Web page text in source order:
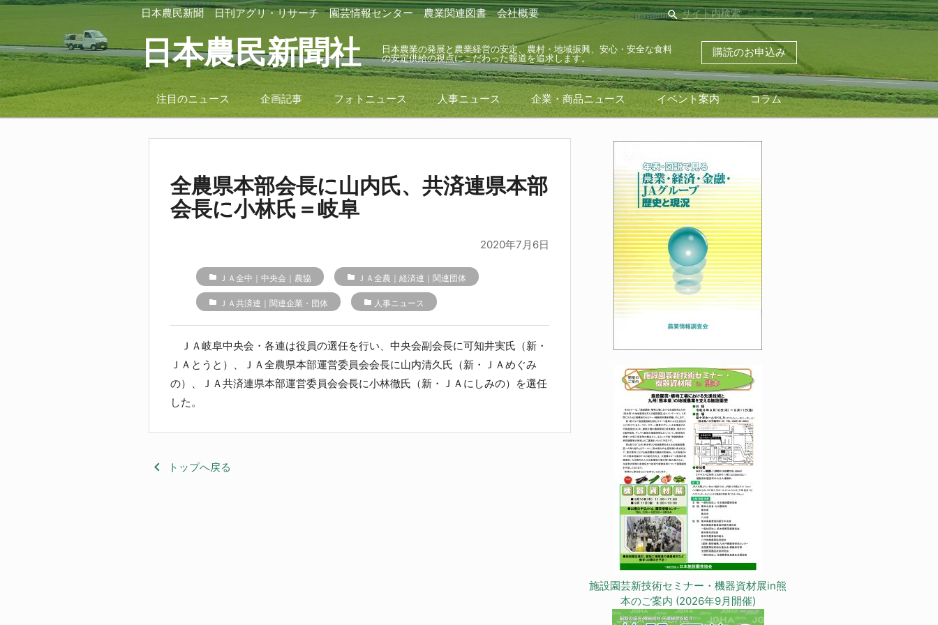
日本農民新聞 日刊アグリ・リサーチ 園芸情報センター 農業関連図書 会社概要 search
日本農民新聞社
日本農業の発展と農業経営の安定、農村・地域振興、安心・安全な食料
の安定供給の視点にこだわった報道を追求します。
購読のお申込み
注目のニュース 企画記事 フォトニュース 人事ニュース 企業・商品ニュース イベント案内 コラム
全農県本部会長に山内氏、共済連県本部
会長に小林氏＝岐阜
2020年7月6日
folder ＪＡ全中｜中央会｜農協 folder ＪＡ全農｜経済連｜関連団体
folder ＪＡ共済連｜関連企業・団体 folder 人事ニュース
ＪＡ岐阜中央会・各連は役員の選任を行い、中央会副会長に可知井実氏（新・
ＪＡとうと）、ＪＡ全農県本部運営委員会会長に山内清久氏（新・ＪＡめぐみ
の）、ＪＡ共済連県本部運営委員会会長に小林徹氏（新・ＪＡにしみの）を選任
した。
keyboard_arrow_left トップへ戻る
施設園芸新技術セミナー・機器資材展in熊
本のご案内 (2026年9月開催)